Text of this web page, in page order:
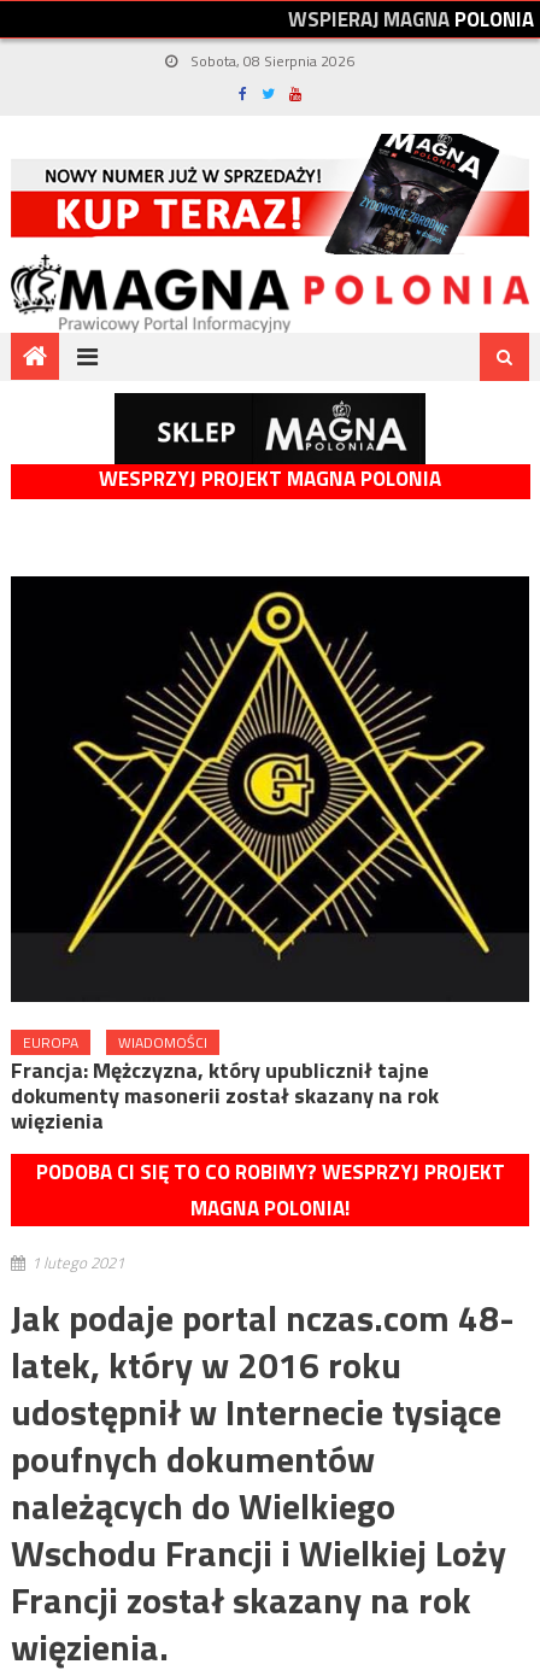
WSPIERAJMAGNAPOLONIA
Sobota, 08 Sierpnia 2026
WESPRZYJ PROJEKT MAGNA POLONIA
EUROPA WIADOMOŚCI
Francja: Mężczyzna, który upublicznił tajne
dokumenty masonerii został skazany na rok
więzienia
PODOBA CI SIĘ TO CO ROBIMY? WESPRZYJ PROJEKT
MAGNA POLONIA!
1 lutego 2021
Jak podaje portal nczas.com 48-
latek, który w 2016 roku
udostępnił w Internecie tysiące
poufnych dokumentów
należących do Wielkiego
Wschodu Francji i Wielkiej Loży
Francji został skazany na rok
więzienia.